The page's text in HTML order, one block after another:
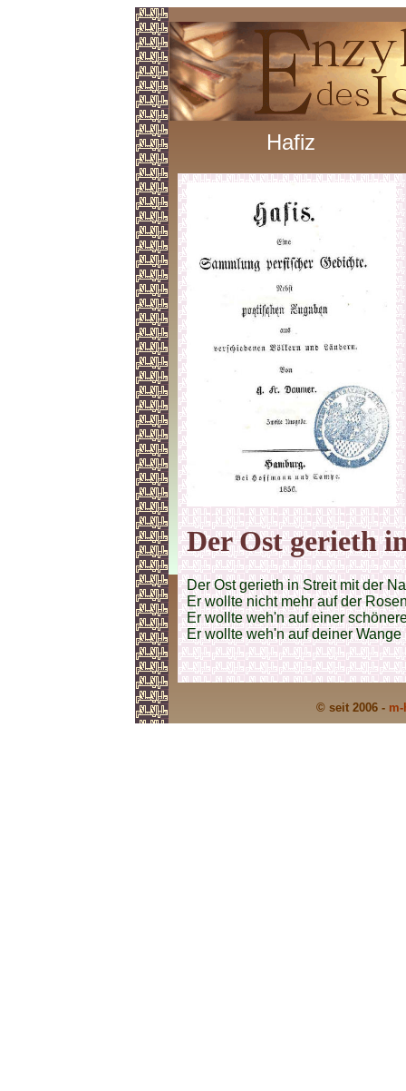
Hafiz
Der Ost gerieth
Der Ost gerieth in Streit mit der
Er wollte nicht mehr auf der
Er wollte weh'n auf einer
Er wollte weh'n auf deiner Wange
© seit 2006 -